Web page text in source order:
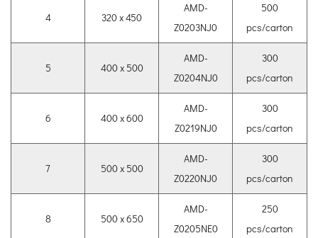
4 320 x 450
AMD-
Z0203NJ0
500
pcs/carton
5 400 x 500
AMD-
Z0204NJ0
300
pcs/carton
6 400 x 600
AMD-
Z0219NJ0
300
pcs/carton
7 500 x 500
AMD-
Z0220NJ0
300
pcs/carton
8 500 x 650
AMD-
Z0205NE0
250
pcs/carton